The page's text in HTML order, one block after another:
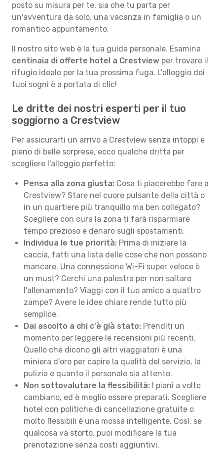
posto su misura per te, sia che tu parta per
un'avventura da solo, una vacanza in famiglia o un
romantico appuntamento.
Il nostro sito web è la tua guida personale. Esamina
centinaia di offerte hotel a Crestview per trovare il
rifugio ideale per la tua prossima fuga. L'alloggio dei
tuoi sogni è a portata di clic!
Le dritte dei nostri esperti per il tuo
soggiorno a Crestview
Per assicurarti un arrivo a Crestview senza intoppi e
pieno di belle sorprese, ecco qualche dritta per
scegliere l'alloggio perfetto:
Pensa alla zona giusta: Cosa ti piacerebbe fare a
Crestview? Stare nel cuore pulsante della città o
in un quartiere più tranquillo ma ben collegato?
Scegliere con cura la zona ti farà risparmiare
tempo prezioso e denaro sugli spostamenti.
Individua le tue priorità: Prima di iniziare la
caccia, fatti una lista delle cose che non possono
mancare. Una connessione Wi-Fi super veloce è
un must? Cerchi una palestra per non saltare
l'allenamento? Viaggi con il tuo amico a quattro
zampe? Avere le idee chiare rende tutto più
semplice.
Dai ascolto a chi c'è già stato: Prenditi un
momento per leggere le recensioni più recenti.
Quello che dicono gli altri viaggiatori è una
miniera d'oro per capire la qualità del servizio, la
pulizia e quanto il personale sia attento.
Non sottovalutare la flessibilità: I piani a volte
cambiano, ed è meglio essere preparati. Scegliere
hotel con politiche di cancellazione gratuite o
molto flessibili è una mossa intelligente. Così, se
qualcosa va storto, puoi modificare la tua
prenotazione senza costi aggiuntivi.